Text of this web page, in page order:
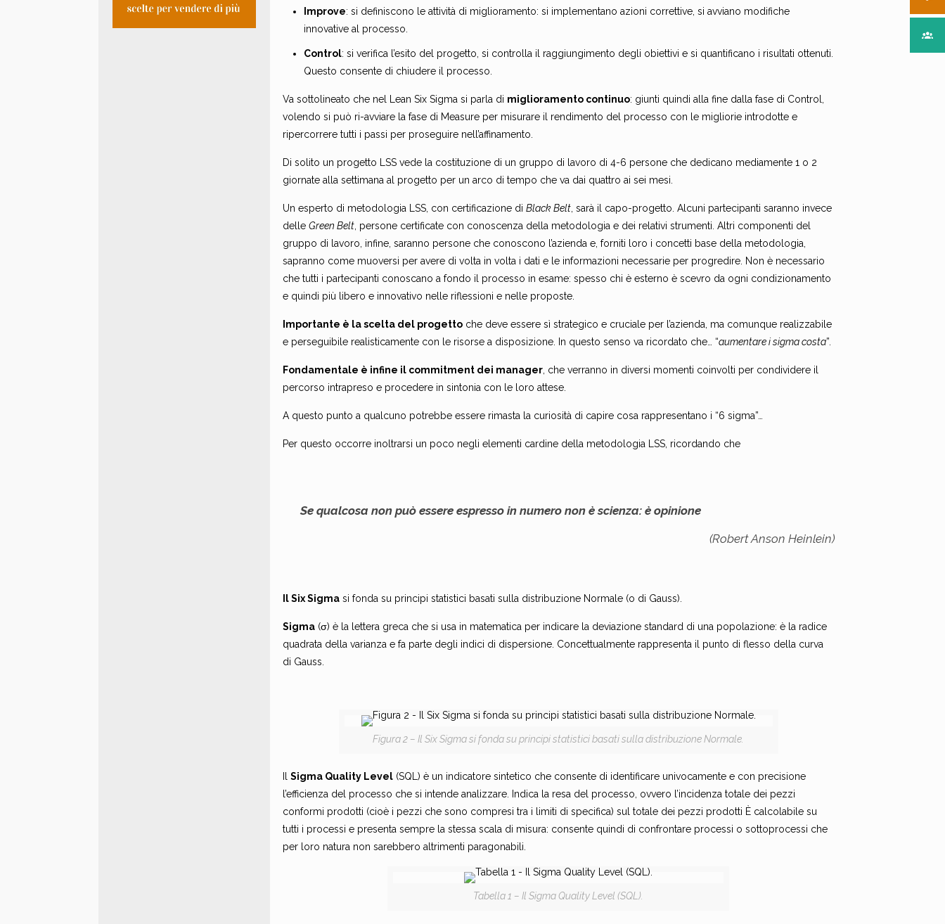
Improve: si definiscono le attività di miglioramento: si implementano azioni correttive, si avviano modifiche
innovative al processo.
Control: si verifica l’esito del progetto, si controlla il raggiungimento degli obiettivi e si quantificano i risultati ottenuti.
Questo consente di chiudere il processo.
Va sottolineato che nel Lean Six Sigma si parla di miglioramento continuo: giunti quindi alla fine dalla fase di Control,
volendo si può ri-avviare la fase di Measure per misurare il rendimento del processo con le migliorie introdotte e
ripercorrere tutti i passi per proseguire nell’affinamento.
Di solito un progetto LSS vede la costituzione di un gruppo di lavoro di 4-6 persone che dedicano mediamente 1 o 2
giornate alla settimana al progetto per un arco di tempo che va dai quattro ai sei mesi.
Un esperto di metodologia LSS, con certificazione diBlack Belt , sarà il capo-progetto. Alcuni partecipanti saranno invece
delleGreen Belt , persone certificate con conoscenza della metodologia e dei relativi strumenti. Altri componenti del
gruppo di lavoro, infine, saranno persone che conoscono l’azienda e, forniti loro i concetti base della metodologia,
sapranno come muoversi per avere di volta in volta i dati e le informazioni necessarie per progredire. Non è necessario
che tutti i partecipanti conoscano a fondo il processo in esame: spesso chi è esterno è scevro da ogni condizionamento
e quindi più libero e innovativo nelle riflessioni e nelle proposte.
Importante è la scelta del progetto che deve essere sì strategico e cruciale per l’azienda, ma comunque realizzabile
e perseguibile realisticamente con le risorse a disposizione. In questo senso va ricordato che… “aumentare i sigma costa”.
Fondamentale è infine il commitment dei manager , che verranno in diversi momenti coinvolti per condividere il
percorso intrapreso e procedere in sintonia con le loro attese.
A questo punto a qualcuno potrebbe essere rimasta la curiosità di capire cosa rappresentano i “6 sigma”…
Per questo occorre inoltrarsi un poco negli elementi cardine della metodologia LSS, ricordando che
Se qualcosa non può essere espresso in numero non è scienza: è opinione
(Robert Anson Heinlein)
Il Six Sigma si fonda su principi statistici basati sulla distribuzione Normale (o di Gauss).
Sigma (σ) è la lettera greca che si usa in matematica per indicare la deviazione standard di una popolazione: è la radice
quadrata della varianza e fa parte degli indici di dispersione. Concettualmente rappresenta il punto di flesso della curva
di Gauss.
Figura 2 – Il Six Sigma si fonda su principi statistici basati sulla distribuzione Normale.
IlSigma Quality Level (SQL) è un indicatore sintetico che consente di identificare univocamente e con precisione
l’efficienza del processo che si intende analizzare. Indica la resa del processo, ovvero l’incidenza totale dei pezzi
conformi prodotti (cioè i pezzi che sono compresi tra i limiti di specifica) sul totale dei pezzi prodotti È calcolabile su
tutti i processi e presenta sempre la stessa scala di misura: consente quindi di confrontare processi o sottoprocessi che
per loro natura non sarebbero altrimenti paragonabili.
Tabella 1 – Il Sigma Quality Level (SQL).